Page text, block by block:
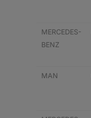
MERCEDES-
BENZ
MAN